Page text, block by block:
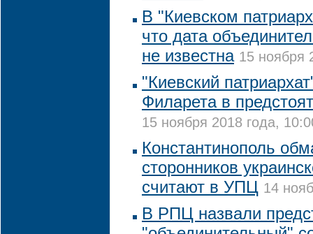
В "Киевском
что дата
не известна 15 ноября
"Киевский
Филарета в
15 ноября 2018 года,
Константинополь
сторонников
считают в УПЦ 14
В РПЦ назвали